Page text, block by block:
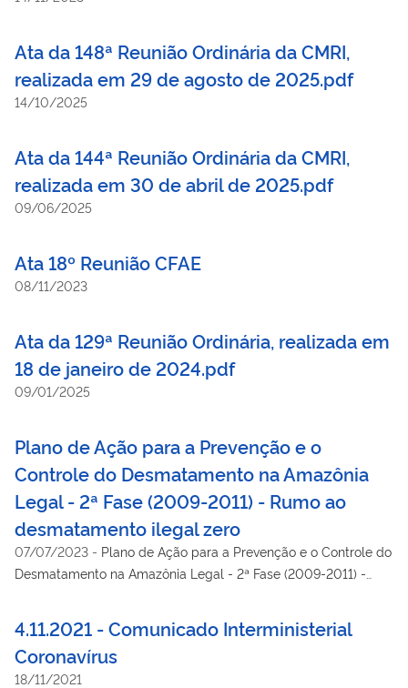
Ata da 148ª Reunião Ordinária da CMRI,
realizada em 29 de agosto de 2025.pdf
14/10/2025
Ata da 144ª Reunião Ordinária da CMRI,
realizada em 30 de abril de 2025.pdf
09/06/2025
Ata 18º Reunião CFAE
08/11/2023
Ata da 129ª Reunião Ordinária, realizada em
18 de janeiro de 2024.pdf
09/01/2025
Plano de Ação para a Prevenção e o
Controle do Desmatamento na Amazônia
Legal - 2ª Fase (2009-2011) - Rumo ao
desmatamento ilegal zero
07/07/2023 - Plano de Ação para a Prevenção e o Controle do
Desmatamento na Amazônia Legal - 2ª Fase (2009-2011) -
4.11.2021 - Comunicado Interministerial
Coronavírus
18/11/2021